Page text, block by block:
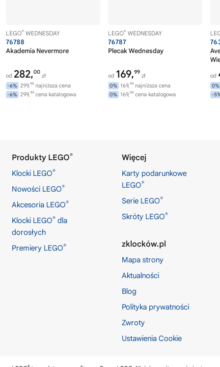
LEGO® WEDNESDAY
76788
Akademia Nevermore
od 282,00
zł
-6% 299,99 najniższa cena
-6% 299,99 cena katalogowa
LEGO® WEDNESDAY
76787
Plecak Wednesday
od 169,99
zł
0% 169,99 najniższa cena
0% 169,99 cena katalogowa
od
0%
-
Produkty LEGO®
Klocki LEGO®
Nowości LEGO®
Akcesoria LEGO®
Klocki LEGO® dla
dorosłych
Premiery LEGO®
Więcej
Karty podarunkowe
LEGO®
Serie LEGO®
Skróty LEGO®
zklocków.pl
Mapa strony
Aktualności
Blog
Polityka prywatności
Zwroty
Ustawienia Cookie